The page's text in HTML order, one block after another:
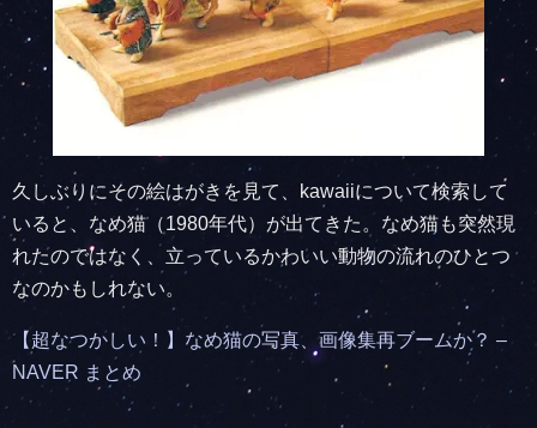
久しぶりにその絵はがきを見て、kawaiiについて検索して
いると、なめ猫（1980年代）が出てきた。なめ猫も突然現
れたのではなく、立っているかわいい動物の流れのひとつ
なのかもしれない。
【超なつかしい！】なめ猫の写真、画像集再ブームか？ –
NAVER まとめ